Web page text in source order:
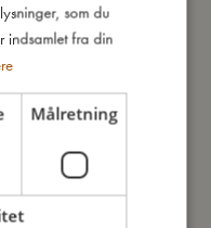
kunne lide
som du
indsamlet fra din
Målretning